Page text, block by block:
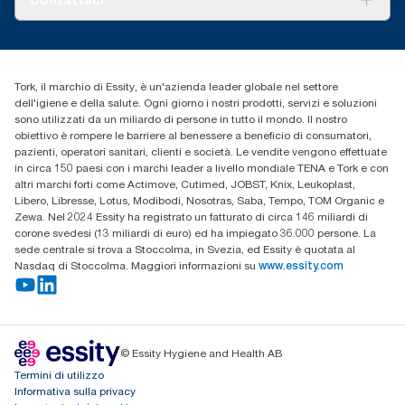
+39 0331 443896
Tork, il marchio di Essity, è un'azienda leader globale nel settore
dell'igiene e della salute. Ogni giorno i nostri prodotti, servizi e soluzioni
sono utilizzati da un miliardo di persone in tutto il mondo. Il nostro
obiettivo è rompere le barriere al benessere a beneficio di consumatori,
pazienti, operatori sanitari, clienti e società. Le vendite vengono effettuate
in circa 150 paesi con i marchi leader a livello mondiale TENA e Tork e con
altri marchi forti come Actimove, Cutimed, JOBST, Knix, Leukoplast,
Libero, Libresse, Lotus, Modibodi, Nosotras, Saba, Tempo, TOM Organic e
Zewa. Nel 2024 Essity ha registrato un fatturato di circa 146 miliardi di
corone svedesi (13 miliardi di euro) ed ha impiegato 36.000 persone. La
sede centrale si trova a Stoccolma, in Svezia, ed Essity è quotata al
Nasdaq di Stoccolma. Maggiori informazioni su www.essity.com
© Essity Hygiene and Health AB
Termini di utilizzo
Informativa sulla privacy